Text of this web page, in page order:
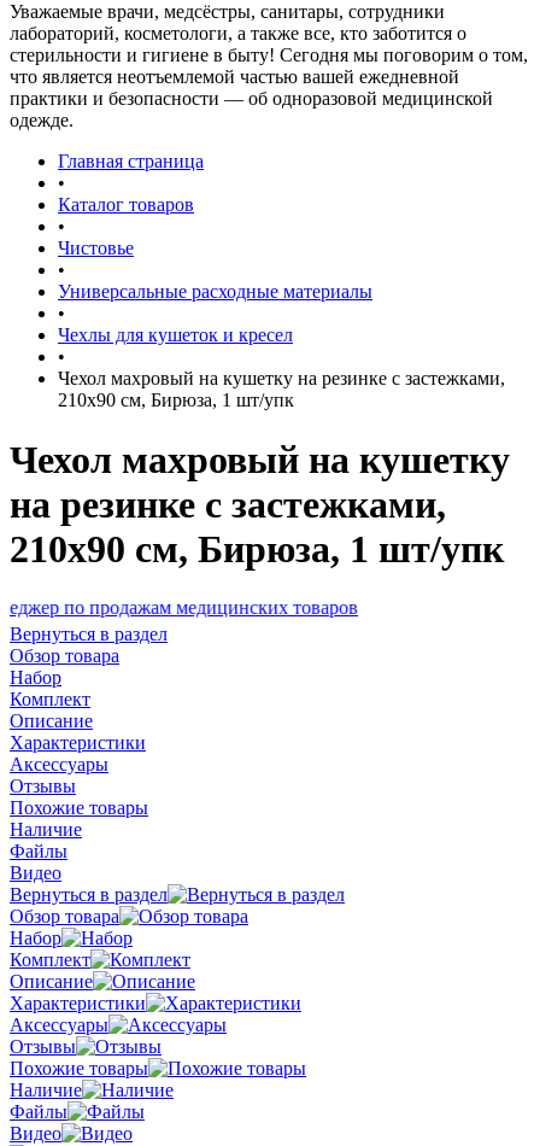
Уважаемые врачи, медсёстры, санитары, сотрудники
лабораторий, косметологи, а также все, кто заботится о
стерильности и гигиене в быту! Сегодня мы поговорим о том,
что является неотъемлемой частью вашей ежедневной
практики и безопасности — об одноразовой медицинской
одежде.
Главная страница
•
Каталог товаров
•
Чистовье
•
Универсальные расходные материалы
•
Чехлы для кушеток и кресел
•
Чехол махровый на кушетку на резинке с застежками,
210х90 см, Бирюза, 1 шт/упк
Чехол махровый на кушетку
на резинке с застежками,
210х90 см, Бирюза, 1 шт/упк
продажам медицинских товаров
Вернуться в раздел
Обзор товара
Набор
Комплект
Описание
Характеристики
Аксессуары
Отзывы
Похожие товары
Наличие
Файлы
Видео
Вернуться в раздел
Обзор товара
Набор
Комплект
Описание
Характеристики
Аксессуары
Отзывы
Похожие товары
Наличие
Файлы
Видео